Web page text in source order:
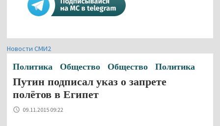
Новости СМИ2
Политика Общество Общество Политика
Путин подписал указ о запрете
полётов в Египет
09.11.2015 09:22